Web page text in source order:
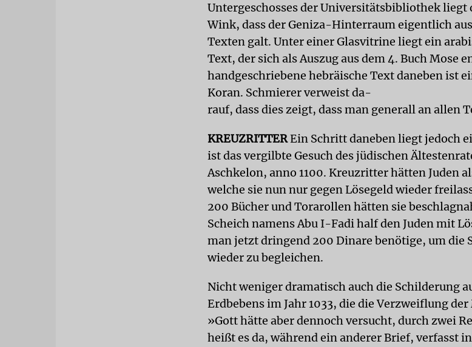
Untergeschosses der Universitätsbibliothek
Wink, dass der Geniza-Hinterraum eigentlich
Texten galt. Unter einer Glasvitrine liegt ein
Text, der sich als Auszug aus dem 4. Buch Mose
handgeschriebene hebräische Text daneben ist
Koran. Schmierer verweist da-
rauf, dass dies zeigt, dass man generall an allen
KREUZRITTEREin Schritt daneben liegt jedoch
ist das vergilbte Gesuch des jüdischen
Aschkelon, anno 1100. Kreuzritter hätten Juden
welche sie nun nur gegen Lösegeld wieder
200 Bücher und Torarollen hätten sie
Scheich namens Abu I-Fadi half den Juden mit
man jetzt dringend 200 Dinare benötige, um die
wieder zu begleichen.
Nicht weniger dramatisch auch die Schilderung
Erdbebens im Jahr 1033, die die Verzweiflung
»Gott hätte aber dennoch versucht, durch zwei
heißt es da, während ein anderer Brief, verfasst